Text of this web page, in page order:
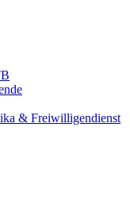
& Freiwilligendienst